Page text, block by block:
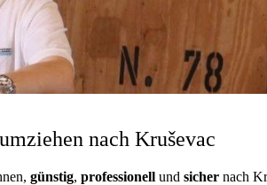
nach Kruševac
günstig, professionellund sichernach